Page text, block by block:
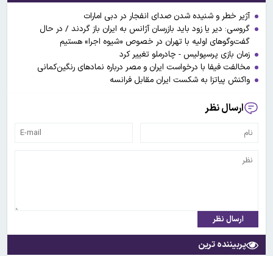
آژیر خطر و شنیده شدن صدای انفجار در دبی امارات
گروسی: دیر یا زود باید بازرسان آژانس به ایران باز گردند / در حال
گفت‌وگوهای اولیه با تهران در خصوص «شیوه اجرا» هستیم
زمان بازی پرسپولیس - چادرملو تغییر کرد
مخالفت فیفا با درخواست ایران و مصر درباره نمادهای رنگین‌کمانی
واکنش پیاتزا به شکست ایران مقابل فرانسه
ارسال نظر
ارسال نظر
پربیننده ترین